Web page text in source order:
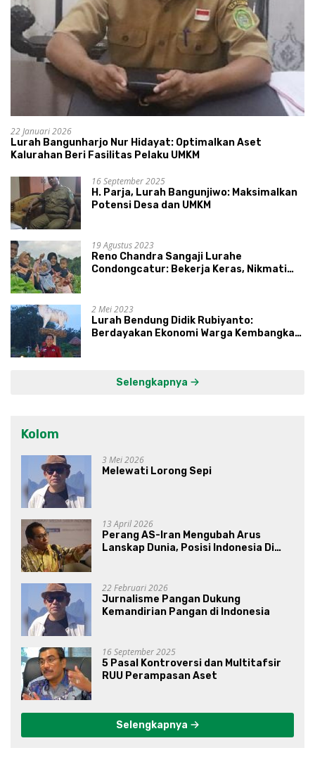
22 Januari 2026
Lurah Bangunharjo Nur Hidayat: Optimalkan Aset
Kalurahan Beri Fasilitas Pelaku UMKM
16 September 2025
H. Parja, Lurah Bangunjiwo: Maksimalkan
Potensi Desa dan UMKM
19 Agustus 2023
Reno Chandra Sangaji Lurahe
Condongcatur: Bekerja Keras, Nikmati
2 Mei 2023
Lurah Bendung Didik Rubiyanto:
Berdayakan Ekonomi Warga Kembangkan
Selengkapnya
Kolom
3 Mei 2026
Melewati Lorong Sepi
13 April 2026
Perang AS-Iran Mengubah Arus
Lanskap Dunia, Posisi Indonesia Di
22 Februari 2026
Jurnalisme Pangan Dukung
Kemandirian Pangan di Indonesia
16 September 2025
5 Pasal Kontroversi dan Multitafsir
RUU Perampasan Aset
Selengkapnya